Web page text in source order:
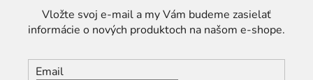
Vložte svoj e-mail a my Vám budeme zasielať
informácie o nových produktoch na našom e-shope.
Email